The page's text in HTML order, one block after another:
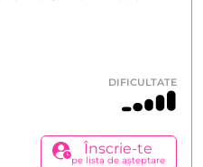
DIFICULTATE
Înscrie-te
pe lista de așteptare